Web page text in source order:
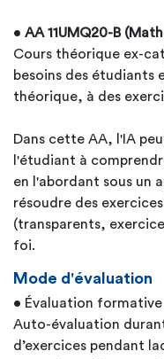
• AA 11UMQ20-B
Cours théorique ex-
besoins des étudiants
théorique, à des
Dans cette AA, l'IA
l'étudiant à
en l'abordant sous un
résoudre des
(transparents,
foi.
Mode d'évaluation
• Évaluation formative
Auto-évaluation
d’exercices pendant